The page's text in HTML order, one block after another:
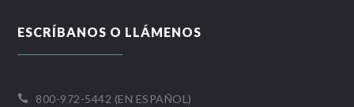
ESCRÍBANOS O LLÁMENOS
 800-972-5442 (EN ESPAÑOL)